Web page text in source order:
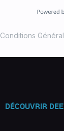
Conditions
DÉCOUVRIR